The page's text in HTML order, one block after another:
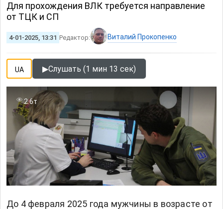
Для прохождения ВЛК требуется направление
от ТЦК и СП
4-01-2025, 13:31 Редактор: Виталий Прокопенко
UA ▶Слушать (1 мин 13 сек)
2.6т
До 4 февраля 2025 года мужчины в возрасте от